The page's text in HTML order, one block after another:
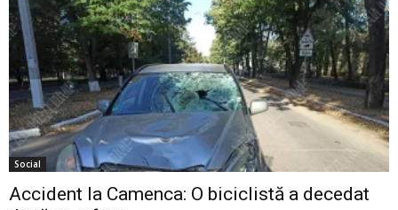
Social
Accident la Camenca: O biciclistă a decedat